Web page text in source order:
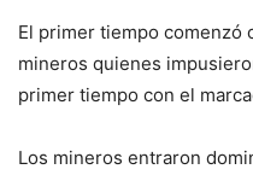
El primer tiempo comenzó
mineros quienes
primer tiempo con el
Los mineros entraron